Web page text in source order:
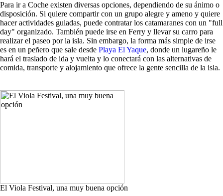
Para ir a Coche existen diversas opciones, dependiendo de su ánimo o
disposición. Si quiere compartir con un grupo alegre y ameno y quiere
hacer actividades guiadas, puede contratar los catamaranes con un "full
day" organizado. También puede irse en Ferry y llevar su carro para
realizar el paseo por la isla. Sin embargo, la forma más simple de irse
es en un peñero que sale desde Playa El Yaque, donde un lugareño le
hará el traslado de ida y vuelta y lo conectará con las alternativas de
comida, transporte y alojamiento que ofrece la gente sencilla de la isla.
El Viola Festival, una muy buena opción